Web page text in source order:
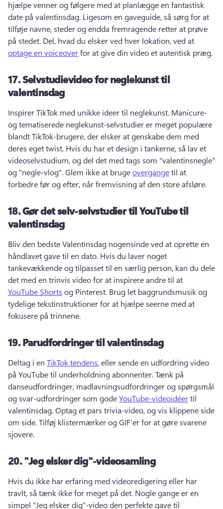
hjælpe venner og følgere med at planlægge en fantastisk
date på valentinsdag. Ligesom en gaveguide, så sørg for at
tilføje navne, steder og endda fremragende retter at prøve
på stedet. Del, hvad du elsker ved hver lokation, ved at
optage en voiceover for at give din video et autentisk præg.
17.Selvstudievideo for neglekunst til
valentinsdag
Inspirer TikTok med unikke ideer til neglekunst. Manicure-
og tematiserede neglekunst-selvstudier er meget populære
blandt TikTok-brugere, der elsker at genskabe dem med
deres eget twist. Hvis du har et design i tankerne, så lav et
videoselvstudium, og del det med tags som "valentinsnegle"
og "negle-vlog". Glem ikke at bruge overgange til at
forbedre før og efter, når fremvisning af den store afsløre.
18.Gør det selv-selvstudier til YouTube til
valentinsdag
Bliv den bedste Valentinsdag nogensinde ved at oprette en
håndlavet gave til en dato. Hvis du laver noget
tankevækkende og tilpasset til en særlig person, kan du dele
det med en trinvis video for at inspirere andre til at
YouTube Shorts og Pinterest. Brug let baggrundsmusik og
tydelige tekstinstruktioner for at hjælpe seerne med at
fokusere på trinnene.
19.Parudfordringer til valentinsdag
Deltag i en TikTok tendens, eller sende en udfordring video
på YouTube til underholdning abonnenter. Tænk på
danseudfordringer, madlavningsudfordringer og spørgsmål
og svar-udfordringer som gode YouTube-videoidéer til
valentinsdag. Optag et pars trivia-video, og vis klippene side
om side. Tilføj klistermærker og GIF'er for at gøre svarene
sjovere.
20."Jeg elsker dig"-videosamling
Hvis du ikke har erfaring med videoredigering eller har
travlt, så tænk ikke for meget på det. Nogle gange er en
simpel "Jeg elsker dig"-video den perfekte gave til